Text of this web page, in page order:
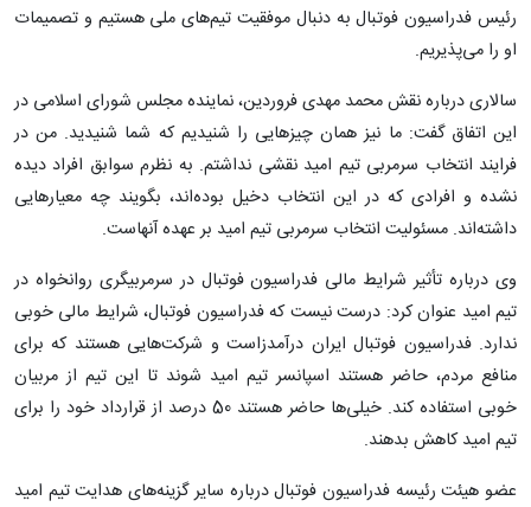
رئیس فدراسیون فوتبال به دنبال موفقیت تیم‌های ملی هستیم و تصمیمات
او را می‌پذیریم.
سالاری درباره نقش محمد مهدی فروردین، نماینده مجلس شورای اسلامی در
این اتفاق گفت: ما نیز همان چیزهایی را شنیدیم که شما شنیدید. من در
فرایند انتخاب سرمربی تیم امید نقشی نداشتم. به نظرم سوابق افراد دیده
نشده و افرادی که در این انتخاب دخیل بوده‌اند، بگویند چه معیارهایی
داشته‌اند. مسئولیت انتخاب سرمربی تیم امید بر عهده آنهاست.
وی درباره تأثیر شرایط مالی فدراسیون فوتبال در سرمربیگری روانخواه در
تیم امید عنوان کرد: درست نیست که فدراسیون فوتبال، شرایط مالی خوبی
ندارد. فدراسیون فوتبال ایران درآمدزاست و شرکت‌هایی هستند که برای
منافع مردم، حاضر هستند اسپانسر تیم امید شوند تا این تیم از مربیان
خوبی استفاده کند. خیلی‌ها حاضر هستند 50 درصد از قرارداد خود را برای
تیم امید کاهش بدهند.
عضو هیئت رئیسه فدراسیون فوتبال درباره سایر گزینه‌های هدایت تیم امید